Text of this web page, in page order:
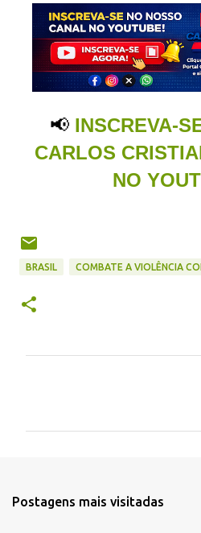
📢 INSCREVA-
CARLOS
NO
BRASIL COMBATE A VIOLÊNCIA
Postagens mais visitadas